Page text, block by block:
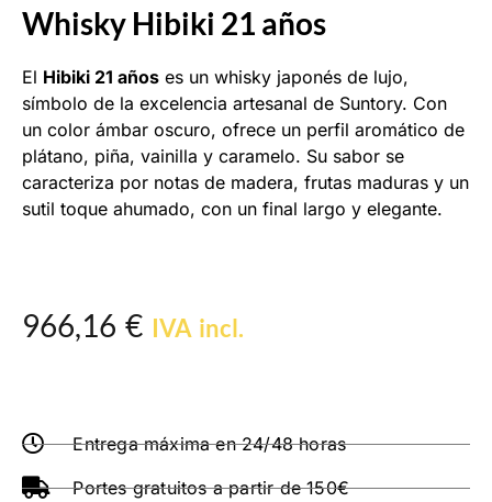
Whisky Hibiki 21 años
El Hibiki 21 años es un whisky japonés de lujo,
símbolo de la excelencia artesanal de Suntory. Con
un color ámbar oscuro, ofrece un perfil aromático de
plátano, piña, vainilla y caramelo. Su sabor se
caracteriza por notas de madera, frutas maduras y un
sutil toque ahumado, con un final largo y elegante.
966,16 € IVA incl.
Entrega máxima en 24/48 horas
Portes gratuitos a partir de 150€